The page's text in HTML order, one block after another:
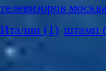
телевизоров
Италии (1) штамп